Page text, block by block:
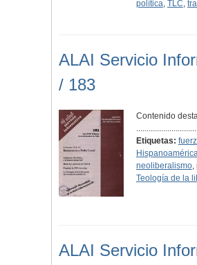
política, TLC,
ALAI Servicio
/ 183
Contenido
Etiquetas:
neoliberalismo,
Teología de la
ALAI Servicio